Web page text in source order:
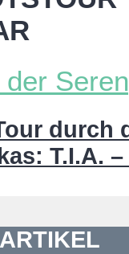
durch
T.I.A.